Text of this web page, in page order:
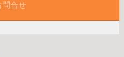
問合せ